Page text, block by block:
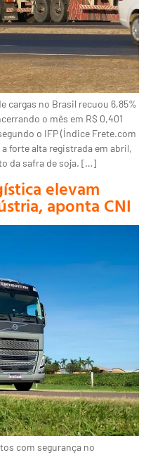
cargas no Brasil recuou 6,85%
o mês em R$ 0,401
o IFP (Índice Frete.com
forte alta registrada em abril,
da safra de soja. […]
elevam
aponta CNI
com segurança no